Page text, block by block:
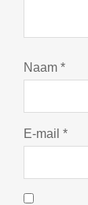
Naam *
E-mail *